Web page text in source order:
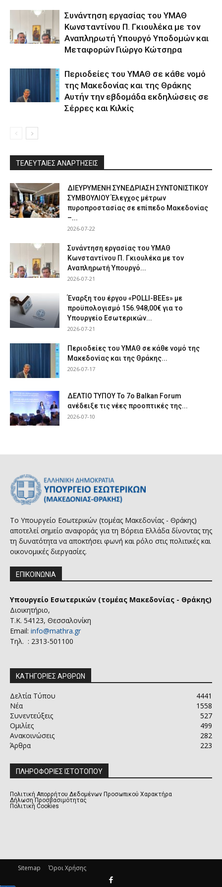
Συνάντηση εργασίας του ΥΜΑΘ
Κωνσταντίνου Π. Γκιουλέκα με τον
Αναπληρωτή Υπουργό Υποδομών και
Μεταφορών Γιώργο Κώτσηρα
Περιοδείες του ΥΜΑΘ σε κάθε νομό
της Μακεδονίας και της Θράκης
Αυτήν την εβδομάδα εκδηλώσεις σε
Σέρρες και Κιλκίς
ΤΕΛΕΥΤΑΙΕΣ ΑΝΑΡΤΗΣΕΙΣ
ΔΙΕΥΡΥΜΕΝΗ ΣΥΝΕΔΡΙΑΣΗ ΣΥΝΤΟΝΙΣΤΙΚΟΥ
ΣΥΜΒΟΥΛΙΟΥ Έλεγχος μέτρων
πυροπροστασίας σε επίπεδο Μακεδονίας
–...
2026-07-22
Συνάντηση εργασίας του ΥΜΑΘ
Κωνσταντίνου Π. Γκιουλέκα με τον
Αναπληρωτή Υπουργό...
2026-07-21
Έναρξη του έργου «POLLI-BEEs» με
προϋπολογισμό 156.948,00€ για το
Υπουργείο Εσωτερικών...
2026-07-21
Περιοδείες του ΥΜΑΘ σε κάθε νομό της
Μακεδονίας και της Θράκης...
2026-07-17
ΔΕΛΤΙΟ ΤΥΠΟΥ Το 7ο Balkan Forum
ανέδειξε τις νέες προοπτικές της...
2026-07-10
Το Υπουργείο Εσωτερικών (τομέας Μακεδονίας - Θράκης)
αποτελεί σημείο αναφοράς για τη Βόρεια Ελλάδα δίνοντας της
τη δυνατότητα να αποκτήσει φωνή και ρόλο στις πολιτικές και
οικονομικές διεργασίες.
ΕΠΙΚΟΙΝΩΝΙΑ
Υπουργείο Εσωτερικών (τομέας Μακεδονίας - Θράκης)
Διοικητήριο,
Τ.Κ. 54123, Θεσσαλονίκη
Email: info@mathra.gr
Τηλ. : 2313-501100
ΚΑΤΗΓΟΡΙΕΣ ΑΡΘΡΩΝ
Δελτία Τύπου
4441
Νέα
1558
Συνεντεύξεις
527
Ομιλίες
499
Ανακοινώσεις
282
Άρθρα
223
ΠΛΗΡΟΦΟΡΙΕΣ ΙΣΤΟΤΟΠΟΥ
Πολιτική Απορρήτου Δεδομένων Προσωπικού Χαρακτήρα
Δήλωση Προσβασιμότητας
Πολιτική Cookies
Sitemap Όροι Χρήσης